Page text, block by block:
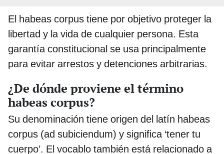
El habeas corpus tiene por objetivo proteger la
libertad y la vida de cualquier persona. Esta
garantía constitucional se usa principalmente
para evitar arrestos y detenciones arbitrarias.
¿De dónde proviene el término
habeas corpus?
Su denominación tiene origen del latín habeas
corpus (ad subiciendum) y significa ‘tener tu
cuerpo’. El vocablo también está relacionado a